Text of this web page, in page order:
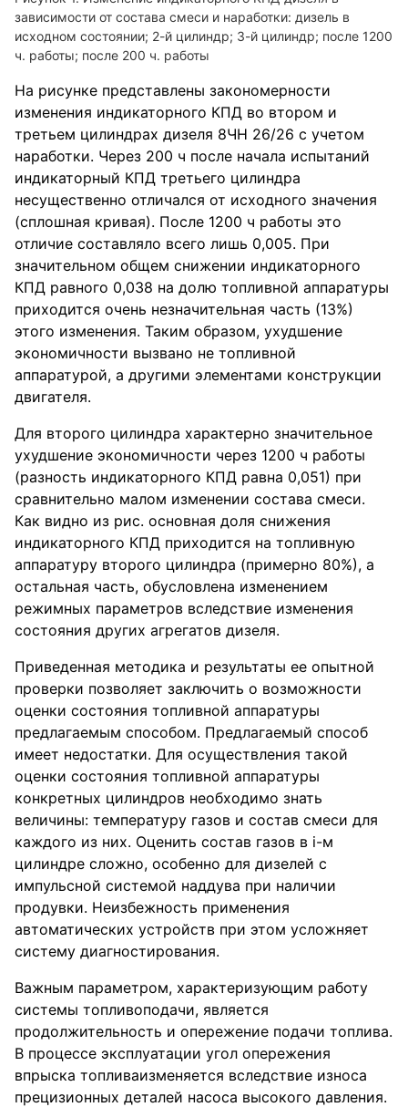
зависимости от состава смеси и наработки: дизель в
исходном состоянии; 2-й цилиндр; 3-й цилиндр; после 1200
ч. работы; после 200 ч. работы
На рисунке представлены закономерности
изменения индикаторного КПД во втором и
третьем цилиндрах дизеля 8ЧН 26/26 с учетом
наработки. Через 200 ч после начала испытаний
индикаторный КПД третьего цилиндра
несущественно отличался от исходного значения
(сплошная кривая). После 1200 ч работы это
отличие составляло всего лишь 0,005. При
значительном общем снижении индикаторного
КПД равного 0,038 на долю топливной аппаратуры
приходится очень незначительная часть (13%)
этого изменения. Таким образом, ухудшение
экономичности вызвано не топливной
аппаратурой, а другими элементами конструкции
двигателя.
Для второго цилиндра характерно значительное
ухудшение экономичности через 1200 ч работы
(разность индикаторного КПД равна 0,051) при
сравнительно малом изменении состава смеси.
Как видно из рис. основная доля снижения
индикаторного КПД приходится на топливную
аппаратуру второго цилиндра (примерно 80%), а
остальная часть, обусловлена изменением
режимных параметров вследствие изменения
состояния других агрегатов дизеля.
Приведенная методика и результаты ее опытной
проверки позволяет заключить о возможности
оценки состояния топливной аппаратуры
предлагаемым способом. Предлагаемый способ
имеет недостатки. Для осуществления такой
оценки состояния топливной аппаратуры
конкретных цилиндров необходимо знать
величины: температуру газов и состав смеси для
каждого из них. Оценить состав газов в i-м
цилиндре сложно, особенно для дизелей с
импульсной системой наддува при наличии
продувки. Неизбежность применения
автоматических устройств при этом усложняет
систему диагностирования.
Важным параметром, характеризующим работу
системы топливоподачи, является
продолжительность и опережение подачи топлива.
В процессе эксплуатации угол опережения
впрыска топливаизменяется вследствие износа
прецизионных деталей насоса высокого давления.